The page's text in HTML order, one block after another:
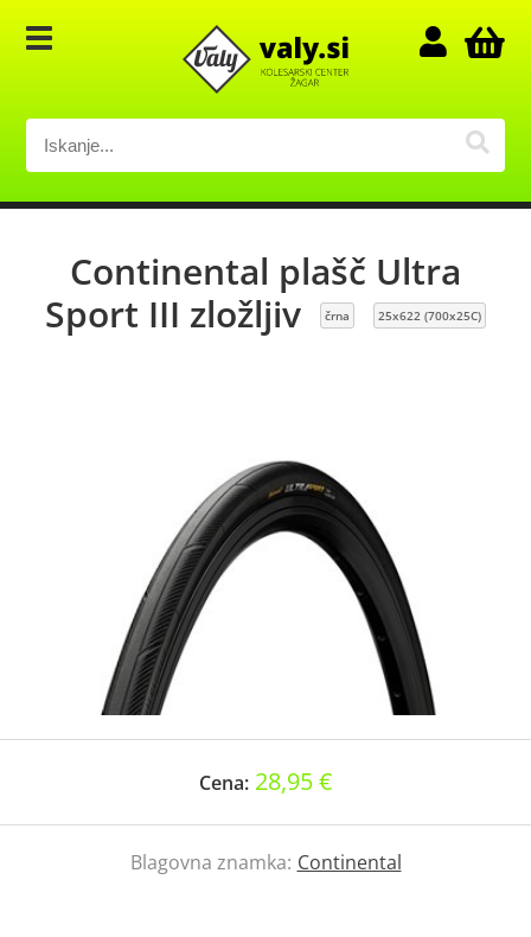
Continental plašč Ultra
Sport III zložljiv
črna 25x622 (700x25C)
Cena: 28,95 €
Blagovna znamka: Continental